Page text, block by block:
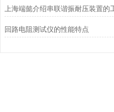
回路电阻测试仪的性能特点